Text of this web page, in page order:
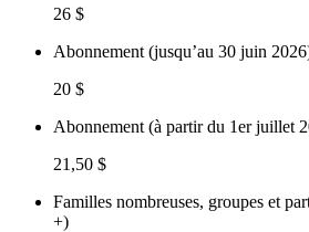
26 $
Abonnement (jusqu’au 30 juin
20 $
Abonnement (à partir du 1er juillet
21,50 $
Familles nombreuses, groupes et
+)